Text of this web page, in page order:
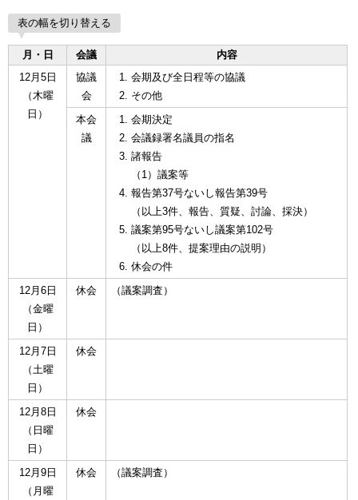
表の幅を切り替える
月・日 会議
内容
12月5日
（木曜
日）
協議
会
会期及び全日程等の協議
その他
本会
議
会期決定
会議録署名議員の指名
諸報告
（1）議案等
報告第37号ないし報告第39号
（以上3件、報告、質疑、討論、採決）
議案第95号ないし議案第102号
（以上8件、提案理由の説明）
休会の件
12月6日
（金曜
日）
休会 （議案調査）
12月7日
（土曜
日）
休会
12月8日
（日曜
日）
休会
12月9日
（月曜
休会 （議案調査）